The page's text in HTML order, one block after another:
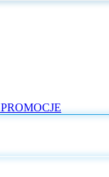
PROMOCJE